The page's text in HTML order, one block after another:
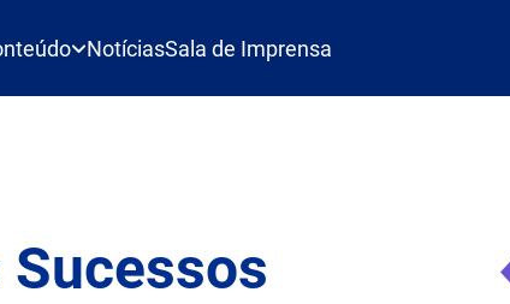
NotíciasSala de Imprensa
Sucessos